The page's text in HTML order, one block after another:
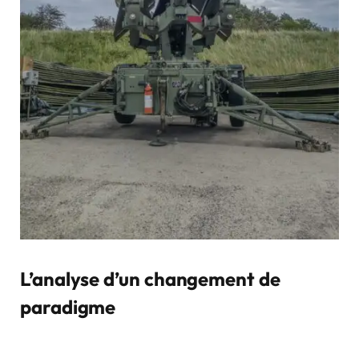
L’analyse d’un changement de
paradigme